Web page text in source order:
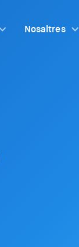
Nosaltres